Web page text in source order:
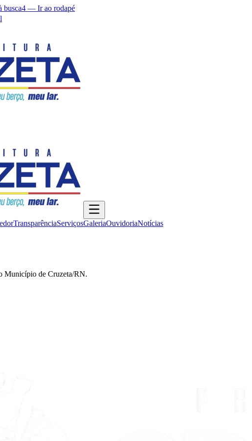
4 — Ir ao rodapé
TransparênciaServiçosGaleriaOuvidoriaNotícias
Município de Cruzeta/RN.